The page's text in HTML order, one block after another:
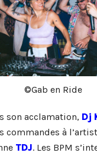
©Gab en Ride
son acclamation, Dj
commandes à
TDJ. Les BPM